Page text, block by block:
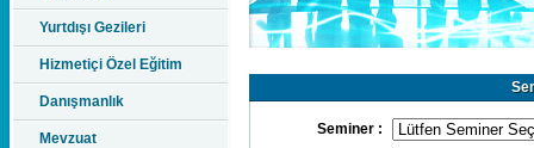
Yurtdışı Gezileri
Hizmetiçi Özel Eğitim
Danışmanlık
Mevzuat
Seminer :